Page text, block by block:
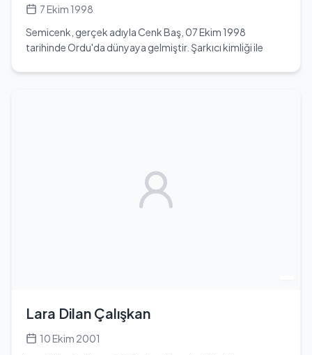
aboneye ulaşmıştır. Eğlenceli içerikleriyle dikkat çeken
7 Ekim 1998
Semicenk, gerçek adıyla Cenk Baş, 07 Ekim 1998
tarihinde Ordu'da dünyaya gelmiştir. Şarkıcı kimliği ile
eserler vermekte ve genç yaşına rağmen geniş bir hayran
kitlesine ulaşmayı başarmıştır. Şu anda 26 yaşında olan
sanatçı, Terazi burcudur. Boyu 1,86 cm olarak
yer almakta ve hayranlarıyla etkileşimde bulunmaktadır.
Instagram ve Twitter hesapları üzerinden takipçileriyle
iletişim kurmakta ve müziği hakkında güncellemeler
Lara Dilan Çalışkan
10 Ekim 2001